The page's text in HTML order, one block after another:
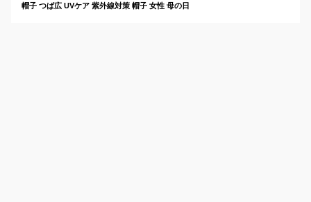
帽子 つば広 UVケア 紫外線対策 帽子 女性 母の日